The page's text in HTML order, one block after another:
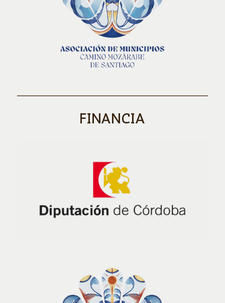
FINANCIA